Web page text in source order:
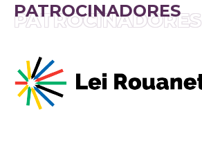
PATROCINADORES
PATROCINADORES